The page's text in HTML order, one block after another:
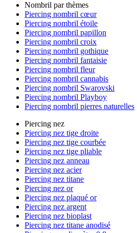
Nombril par thèmes
Piercing nombril cœur
Piercing nombril étoile
Piercing nombril papillon
Piercing nombril croix
Piercing nombril gothique
Piercing nombril fantaisie
Piercing nombril fleur
Piercing nombril cannabis
Piercing nombril Swarovski
Piercing nombril Playboy
Piercing nombril pierres naturelles
Piercing nez
Piercing nez tige droite
Piercing nez tige courbée
Piercing nez tige pliable
Piercing nez anneau
Piercing nez acier
Piercing nez titane
Piercing nez or
Piercing nez plaqué or
Piercing nez argent
Piercing nez bioplast
Piercing nez titane anodisé